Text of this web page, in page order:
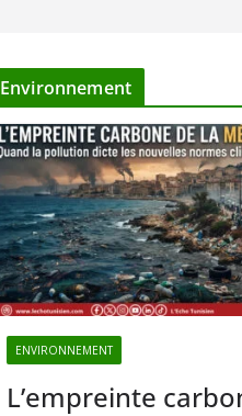
Environnement
ENVIRONNEMENT
L’empreinte